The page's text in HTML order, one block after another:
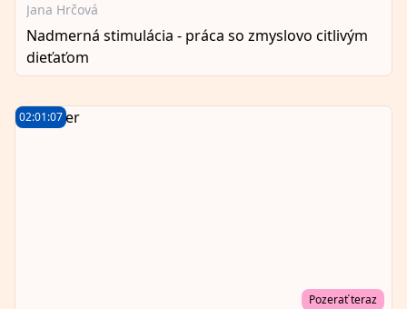
Jana Hrčová
Nadmerná stimulácia - práca so zmyslovo citlivým
dieťaťom
02:01:07
Pozerať teraz